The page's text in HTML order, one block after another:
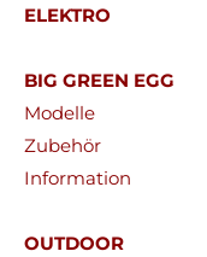
ELEKTRO
BIG GREEN EGG
Modelle
Zubehör
Information
OUTDOOR